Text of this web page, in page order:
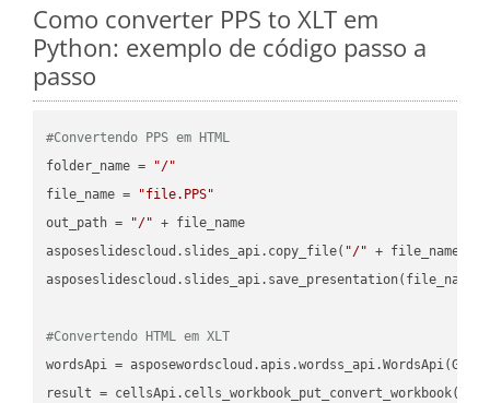
Como converter PPS to XLT em
Python: exemplo de código passo a
passo
#Convertendo PPS em HTML
folder_name =
"/"
file_name =
"file.PPS"
out_path =
"/" + file_name
asposeslidescloud.slides_api.copy_file( "/" + file_name,
#Convertendo HTML em XLT
wordsApi =
result =